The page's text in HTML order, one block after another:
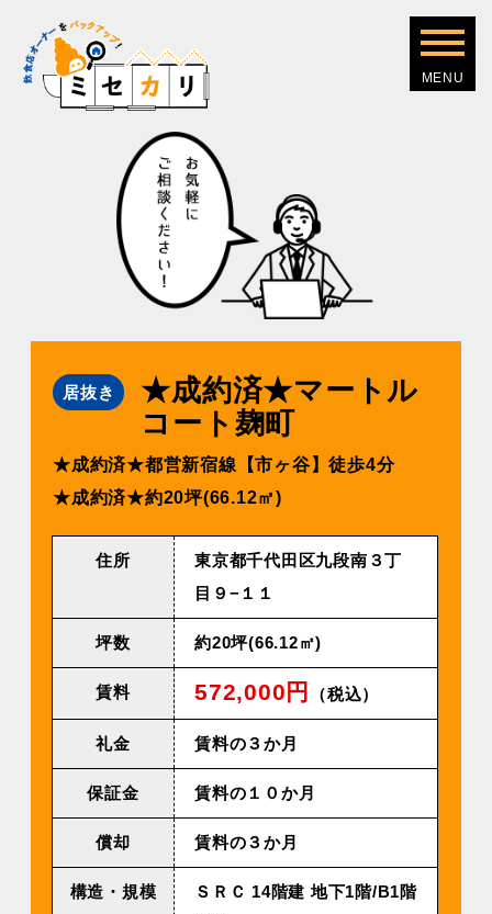
居抜き
★成約済★マートル
コート麹町
★成約済★都営新宿線【市ヶ⾕】徒歩4分
★成約済★約20坪(66.12㎡)
住所
東京都千代田区九段南３丁
目９−１１
坪数 約20坪(66.12㎡)
賃料 572,000円 （税込）
礼金 賃料の３か月
保証金 賃料の１０か月
償却 賃料の３か月
構造・規模
ＳＲＣ 14階建 地下1階/B1階